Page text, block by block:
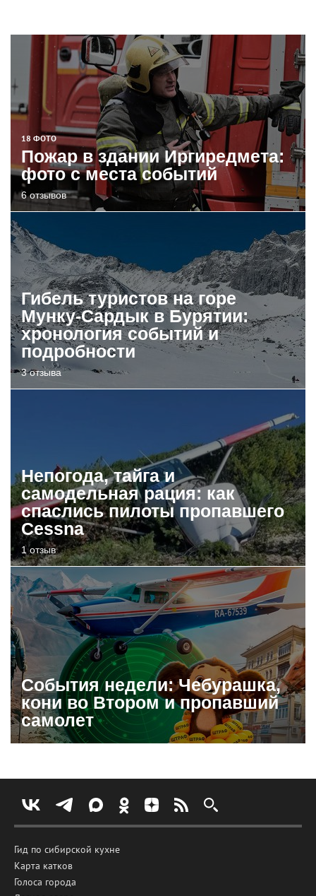
18 ФОТО
Пожар в здании Иргиредмета:
фото с места событий
6 отзывов
Гибель туристов на горе
Мунку-Сардык в Бурятии:
хронология событий и
подробности
3 отзыва
Непогода, тайга и
самодельная рация: как
спаслись пилоты пропавшего
Cessna
1 отзыв
События недели: Чебурашка,
кони во Втором и пропавший
самолет
Гид по сибирской кухне
Карта катков
Голоса города